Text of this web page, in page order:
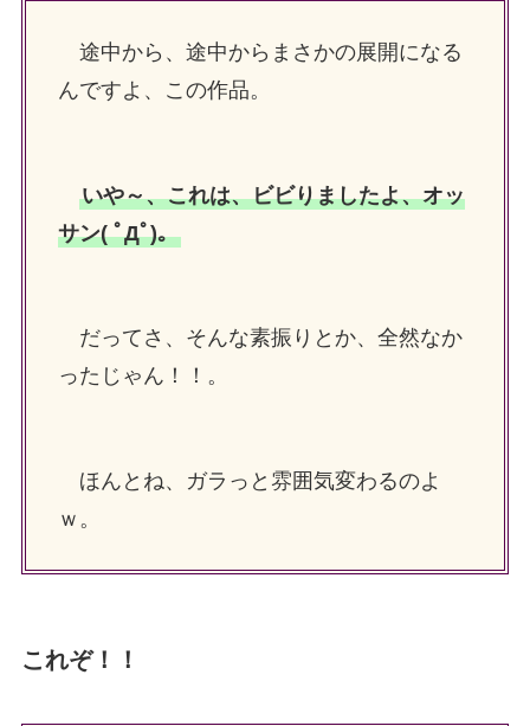
途中から、途中からまさかの展開になる
んですよ、この作品。
いや～、これは、ビビりましたよ、オッ
サン( ﾟДﾟ)。
だってさ、そんな素振りとか、全然なか
ったじゃん！！。
ほんとね、ガラっと雰囲気変わるのよ
ｗ。
これぞ！！